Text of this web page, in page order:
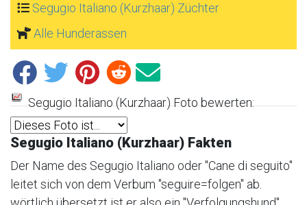
Segugio Italiano (Kurzhaar) Züchter
Alle Hunderassen
Segugio Italiano (Kurzhaar) Foto bewerten:
Segugio Italiano (Kurzhaar) Fakten
Der Name des Segugio Italiano oder "Cane di seguito"
leitet sich von dem Verbum "seguire=folgen" ab.